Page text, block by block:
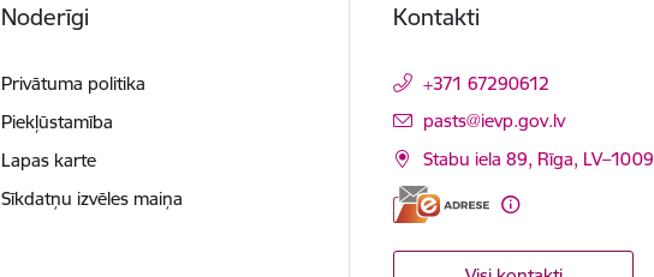
Noderīgi
Privātuma politika
Piekļūstamība
Lapas karte
Sīkdatņu izvēles maiņa
Kontakti
+371 67290612
E-pasts:
pasts@ievp.gov.lv
Stabu iela 89, Rīga, LV–1009